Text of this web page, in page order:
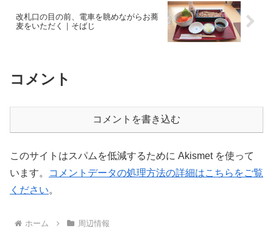
改札口の目の前、電車を眺めながらお蕎
麦をいただく｜そばじ
コメント
コメントを書き込む
このサイトはスパムを低減するために Akismet を使って
います。
コメントデータの処理方法の詳細はこちらをご覧
ください。
ホーム 周辺情報